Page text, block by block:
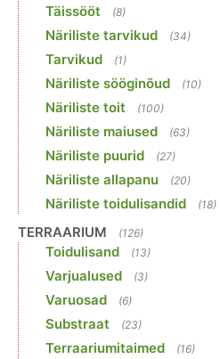
Täissööt (8)
Näriliste tarvikud (34)
Tarvikud (1)
Näriliste sööginõud (10)
Näriliste toit (100)
Näriliste maiused (63)
Näriliste puurid (27)
Näriliste allapanu (20)
Näriliste toidulisandid (18)
TERRAARIUM (126)
Toidulisand (13)
Varjualused (3)
Varuosad (6)
Substraat (23)
Terraariumitaimed (16)